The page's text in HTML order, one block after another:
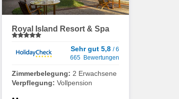
Royal Island Resort & Spa
Sehr gut 5,8 / 6
665 Bewertungen
Zimmerbelegung: 2 Erwachsene
Verpflegung: Vollpension